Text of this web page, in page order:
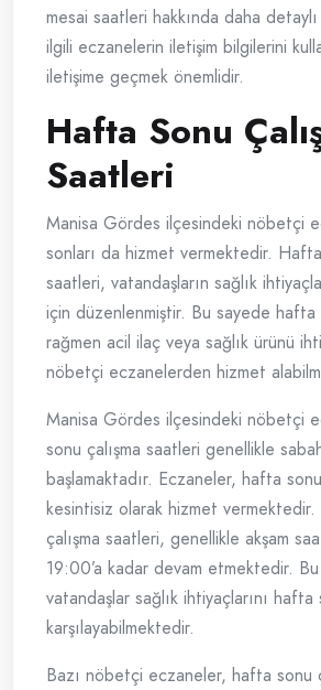
mesai saatleri hakkında daha
ilgili eczanelerin iletişim bilgilerini
iletişime geçmek önemlidir.
Hafta Sonu
Saatleri
Manisa Gördes ilçesindeki nöbetçi
sonları da hizmet vermektedir.
saatleri, vatandaşların sağlık
için düzenlenmiştir. Bu sayede hafta
rağmen acil ilaç veya sağlık ürünü
nöbetçi eczanelerden hizmet
Manisa Gördes ilçesindeki nöbetçi
sonu çalışma saatleri genellikle
başlamaktadır. Eczaneler, hafta
kesintisiz olarak hizmet
çalışma saatleri, genellikle akşam
19:00’a kadar devam etmektedir.
vatandaşlar sağlık ihtiyaçlarını hafta
karşılayabilmektedir.
Bazı nöbetçi eczaneler, hafta sonu